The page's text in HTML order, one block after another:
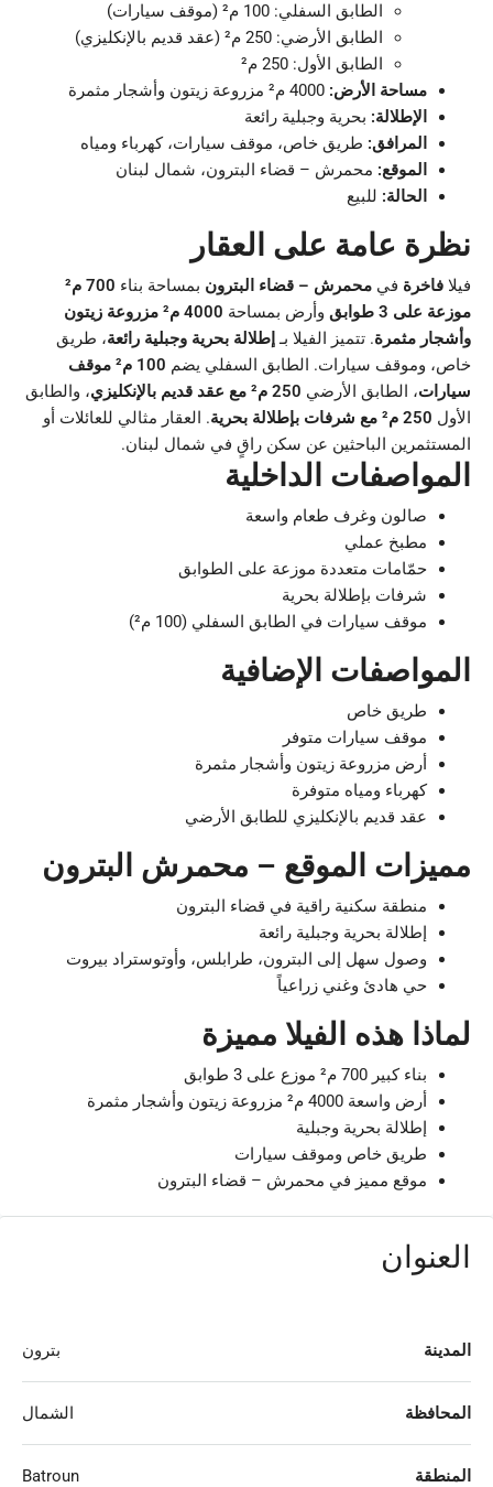
الطابق السفلي: 100 م² (موقف سيارات)
الطابق الأرضي: 250 م² (عقد قديم بالإنكليزي)
الطابق الأول: 250 م²
مساحة الأرض:
الإطلالة: بحرية وجبلية رائعة
المرافق: طريق خاص، موقف سيارات، كهرباء ومياه
الموقع: محمرش – قضاء البترون، شمال لبنان
الحالة: للبيع
نظرة عامة على العقار
فيلا فاخرة في محمرش – قضاء البترون بمساحة بناء
700 م²
موزعة على 3 طوابق
وأرض بمساحة
4000 م² مزروعة زيتون
وأشجار مثمرة. تتميز الفيلا بـإطلالة بحرية وجبلية رائعة، طريق
خاص، وموقف سيارات. الطابق السفلي يضم
100 م² موقف
سيارات، الطابق الأرضي 250 م² مع عقد قديم بالإنكليزي
، والطابق
الأول 250 م² مع شرفات بإطلالة بحرية
. العقار مثالي للعائلات أو
المستثمرين الباحثين عن سكن راقٍ في شمال لبنان.
المواصفات الداخلية
صالون وغرف طعام واسعة
مطبخ عملي
حمّامات متعددة موزعة على الطوابق
شرفات بإطلالة بحرية
موقف سيارات في الطابق السفلي (100 م²)
المواصفات الإضافية
طريق خاص
موقف سيارات متوفر
أرض مزروعة زيتون وأشجار مثمرة
كهرباء ومياه متوفرة
عقد قديم بالإنكليزي للطابق الأرضي
مميزات الموقع – محمرش البترون
منطقة سكنية راقية في قضاء البترون
إطلالة بحرية وجبلية رائعة
وصول سهل إلى البترون، طرابلس، وأوتوستراد بيروت
حي هادئ وغني زراعياً
لماذا هذه الفيلا مميزة
بناء كبير 700 م² موزع على 3 طوابق
أرض واسعة 4000 م² مزروعة زيتون وأشجار مثمرة
إطلالة بحرية وجبلية
طريق خاص وموقف سيارات
موقع مميز في محمرش – قضاء البترون
العنوان
المدينة بترون
المحافظة الشمال
المنطقة Batroun